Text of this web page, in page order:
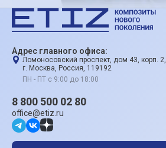
Адрес главного офиса:
Ломоносовский проспект, дом 43, корп. 2,
г. Москва, Россия, 119192
ПН - ПТ с 9:00 до 18:00
8 800 500 02 80
office@etiz.ru